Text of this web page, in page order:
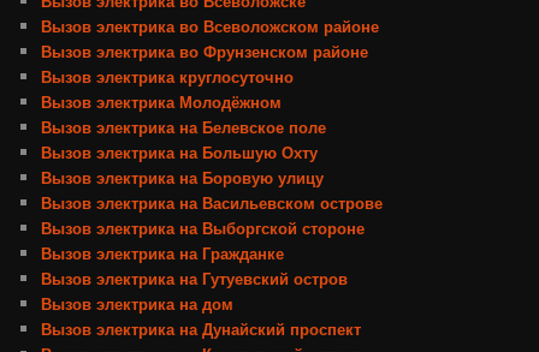
Вызов электрика во Всеволожском районе
Вызов электрика во Фрунзенском районе
Вызов электрика круглосуточно
Вызов электрика Молодёжном
Вызов электрика на Белевское поле
Вызов электрика на Большую Охту
Вызов электрика на Боровую улицу
Вызов электрика на Васильевском острове
Вызов электрика на Выборгской стороне
Вызов электрика на Гражданке
Вызов электрика на Гутуевский остров
Вызов электрика на дом
Вызов электрика на Дунайский проспект